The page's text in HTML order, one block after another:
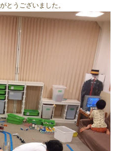
とうございました。